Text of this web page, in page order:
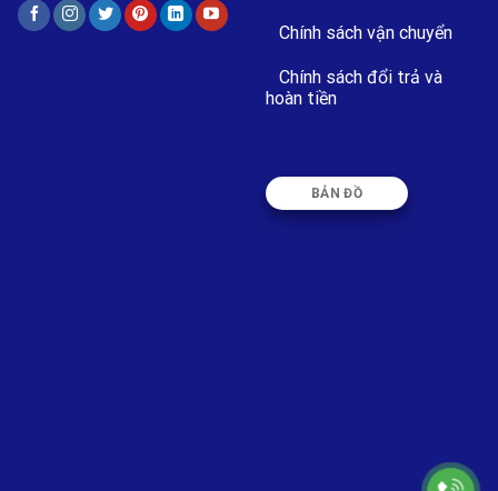
Chính sách vận chuyển
Chính sách đổi trả và
hoàn tiền
BẢN ĐỒ